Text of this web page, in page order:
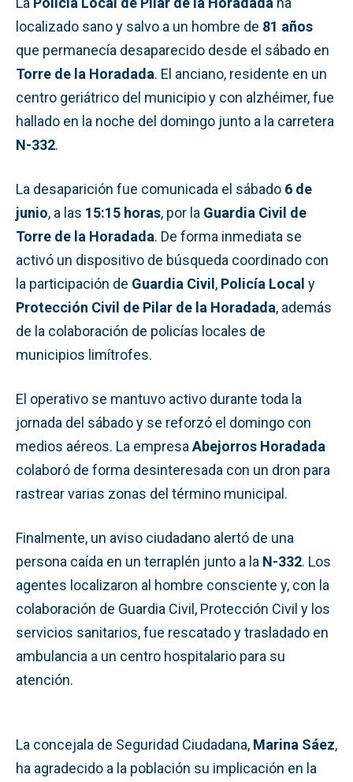
localizado sano y salvo a un hombre de 81 años
que permanecía desaparecido desde el sábado en
Torre de la Horadada. El anciano, residente en un
centro geriátrico del municipio y con alzhéimer, fue
hallado en la noche del domingo junto a la carretera
N-332.
La desaparición fue comunicada el sábado 6 de
junio, a las 15:15 horas, por la Guardia Civil de
Torre de la Horadada. De forma inmediata se
activó un dispositivo de búsqueda coordinado con
la participación de Guardia Civil, Policía Local y
Protección Civil de Pilar de la Horadada, además
de la colaboración de policías locales de
municipios limítrofes.
El operativo se mantuvo activo durante toda la
jornada del sábado y se reforzó el domingo con
medios aéreos. La empresa Abejorros Horadada
colaboró de forma desinteresada con un dron para
rastrear varias zonas del término municipal.
Finalmente, un aviso ciudadano alertó de una
persona caída en un terraplén junto a la N-332. Los
agentes localizaron al hombre consciente y, con la
colaboración de Guardia Civil, Protección Civil y los
servicios sanitarios, fue rescatado y trasladado en
ambulancia a un centro hospitalario para su
atención.
La concejala de Seguridad Ciudadana, Marina Sáez,
ha agradecido a la población su implicación en la